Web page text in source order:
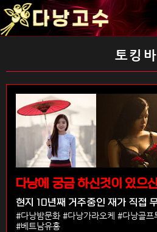
토킹바
다낭에 궁금 하신것이 있으
현지 10년째 거주중인 재가 직접
#다낭밤문화 #다낭가라오케 #다낭골
#베트남유흥